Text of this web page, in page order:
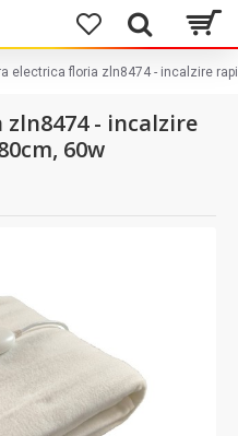
electrica floria zln8474 - incalzire
- incalzire
60w